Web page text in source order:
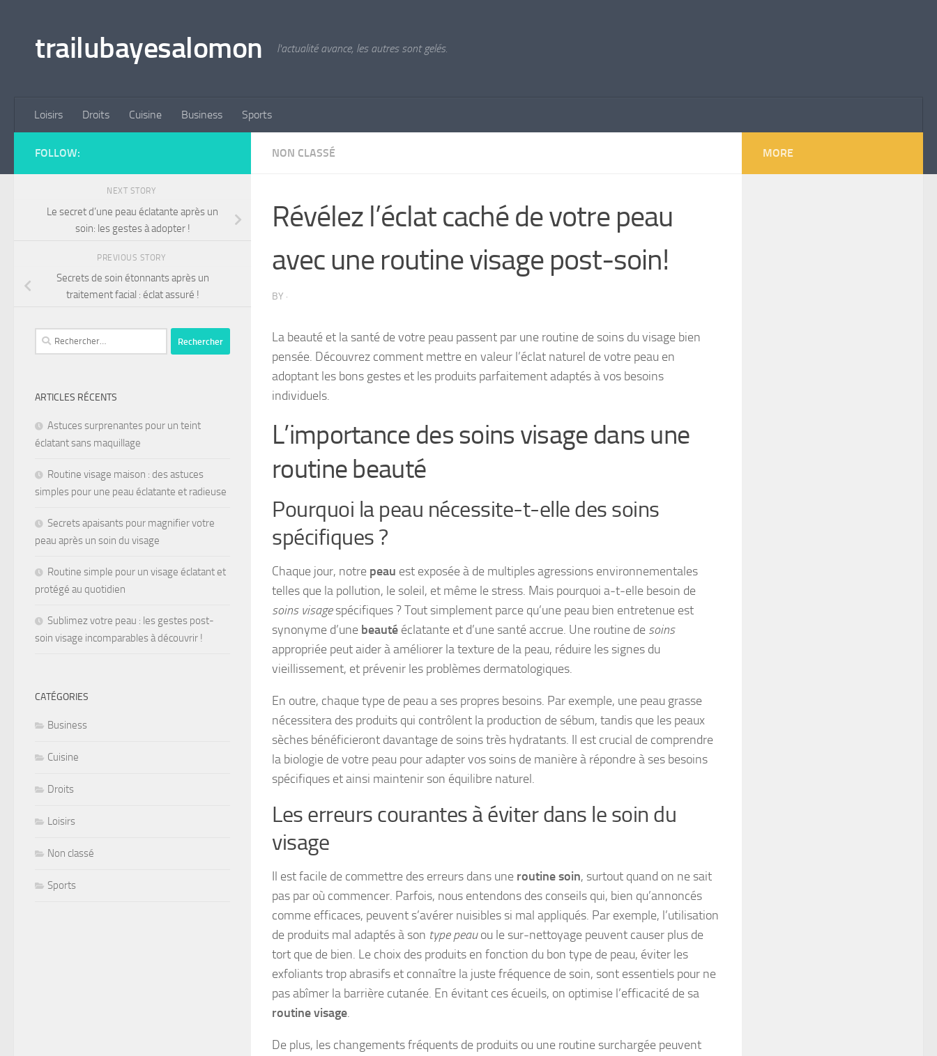
trailubayesalomon l'actualité avance, les autres sont gelés.
Loisirs Droits Cuisine Business Sports
NON CLASSÉ
Révélez l’éclat caché de votre peau
avec une routine visage post-soin!
BY ·
La beauté et la santé de votre peau passent par une routine de soins du visage bien
pensée. Découvrez comment mettre en valeur l’éclat naturel de votre peau en
adoptant les bons gestes et les produits parfaitement adaptés à vos besoins
individuels.
L’importance des soins visage dans une
routine beauté
Pourquoi la peau nécessite-t-elle des soins
spécifiques ?
Chaque jour, notre peau est exposée à de multiples agressions environnementales
telles que la pollution, le soleil, et même le stress. Mais pourquoi a-t-elle besoin de
soins visagespécifiques ? Tout simplement parce qu’une peau bien entretenue est
synonyme d’une beauté éclatante et d’une santé accrue. Une routine de soins
appropriée peut aider à améliorer la texture de la peau, réduire les signes du
vieillissement, et prévenir les problèmes dermatologiques.
En outre, chaque type de peau a ses propres besoins. Par exemple, une peau grasse
nécessitera des produits qui contrôlent la production de sébum, tandis que les peaux
sèches bénéficieront davantage de soins très hydratants. Il est crucial de comprendre
la biologie de votre peau pour adapter vos soins de manière à répondre à ses besoins
spécifiques et ainsi maintenir son équilibre naturel.
Les erreurs courantes à éviter dans le soin du
visage
Il est facile de commettre des erreurs dans une routine soin, surtout quand on ne sait
pas par où commencer. Parfois, nous entendons des conseils qui, bien qu’annoncés
comme efficaces, peuvent s’avérer nuisibles si mal appliqués. Par exemple, l’utilisation
de produits mal adaptés à son type peauou le sur-nettoyage peuvent causer plus de
tort que de bien. Le choix des produits en fonction du bon type de peau, éviter les
exfoliants trop abrasifs et connaître la juste fréquence de soin, sont essentiels pour ne
pas abîmer la barrière cutanée. En évitant ces écueils, on optimise l’efficacité de sa
routine visage.
De plus, les changements fréquents de produits ou une routine surchargée peuvent
FOLLOW:
NEXT STORY
Le secret d’une peau éclatante après un
soin: les gestes à adopter !
PREVIOUS STORY
Secrets de soin étonnants après un
traitement facial : éclat assuré !
ARTICLES RÉCENTS
Astuces surprenantes pour un teint
éclatant sans maquillage
Routine visage maison : des astuces
simples pour une peau éclatante et radieuse
Secrets apaisants pour magnifier votre
peau après un soin du visage
Routine simple pour un visage éclatant et
protégé au quotidien
Sublimez votre peau : les gestes post-
soin visage incomparables à découvrir !
CATÉGORIES
Business
Cuisine
Droits
Loisirs
Non classé
Sports
MORE